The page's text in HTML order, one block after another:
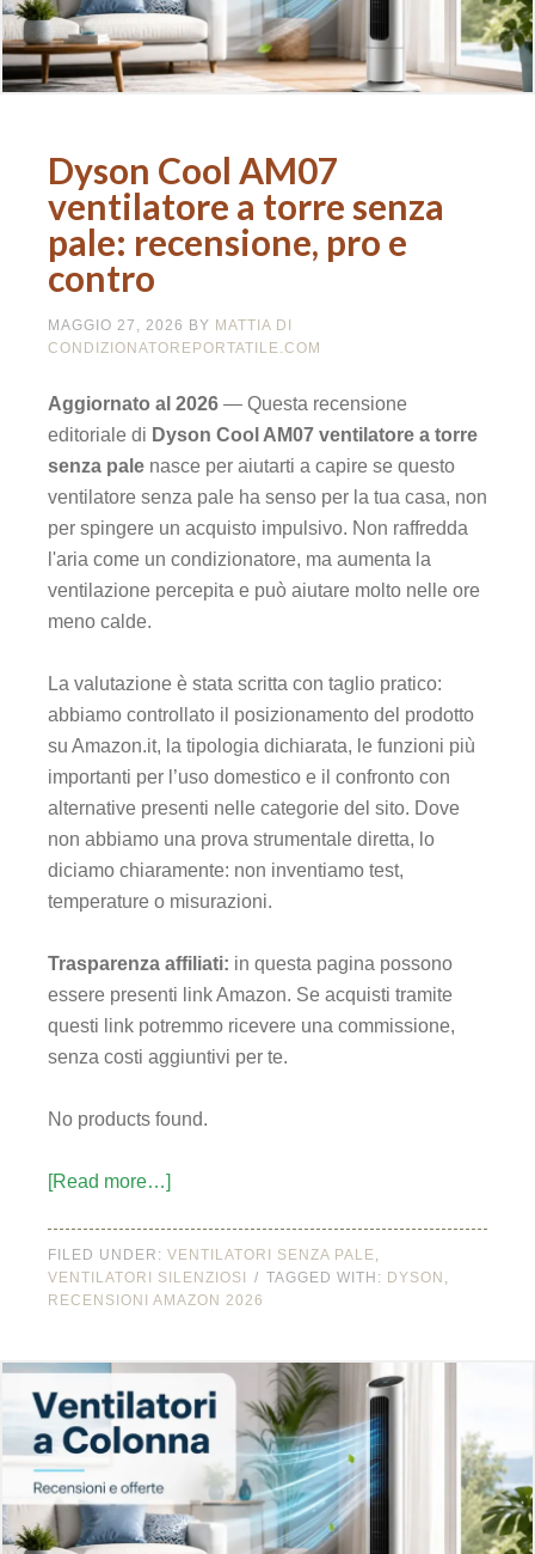
Dyson Cool AM07
ventilatore a torre senza
pale: recensione, pro e
contro
MAGGIO 27, 2026 BY MATTIA DI
CONDIZIONATOREPORTATILE.COM
Aggiornato al 2026 — Questa recensione
editoriale di Dyson Cool AM07 ventilatore a torre
senza pale nasce per aiutarti a capire se questo
ventilatore senza pale ha senso per la tua casa, non
per spingere un acquisto impulsivo. Non raffredda
l'aria come un condizionatore, ma aumenta la
ventilazione percepita e può aiutare molto nelle ore
meno calde.
La valutazione è stata scritta con taglio pratico:
abbiamo controllato il posizionamento del prodotto
su Amazon.it, la tipologia dichiarata, le funzioni più
importanti per l’uso domestico e il confronto con
alternative presenti nelle categorie del sito. Dove
non abbiamo una prova strumentale diretta, lo
diciamo chiaramente: non inventiamo test,
temperature o misurazioni.
Trasparenza affiliati: in questa pagina possono
essere presenti link Amazon. Se acquisti tramite
questi link potremmo ricevere una commissione,
senza costi aggiuntivi per te.
No products found.
[Read more…]
FILED UNDER: VENTILATORI SENZA PALE,
VENTILATORI SILENZIOSI
TAGGED WITH: DYSON ,
RECENSIONI AMAZON 2026